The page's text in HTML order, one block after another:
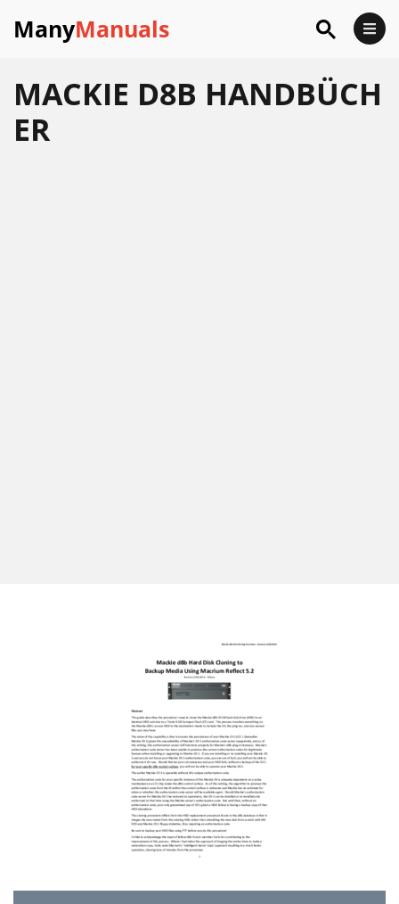
ManyManuals
MACKIE D8B HANDBÜCH
ER